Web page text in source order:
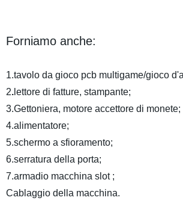
Forniamo anche:
1.tavolo da gioco pcb multigame/gioco
2.lettore di fatture, stampante;
3.Gettoniera, motore accettore di monete;
4.alimentatore;
5.schermo a sfioramento;
6.serratura della porta;
7.armadio macchina slot ;
Cablaggio della macchina.